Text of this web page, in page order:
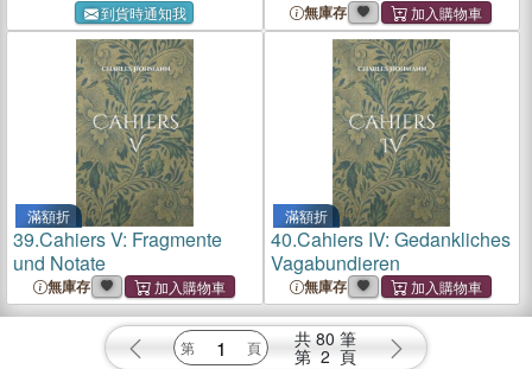
äquivalenten Instrumenten
und ausgewählten
Strategien
到貨時通知我 無庫存
滿額折
39.Cahiers V: Fragmente
und Notate
無庫存
滿額折
40.Cahiers IV: Gedankliches
Vagabundieren
無庫存
共 80 筆
第 2 頁